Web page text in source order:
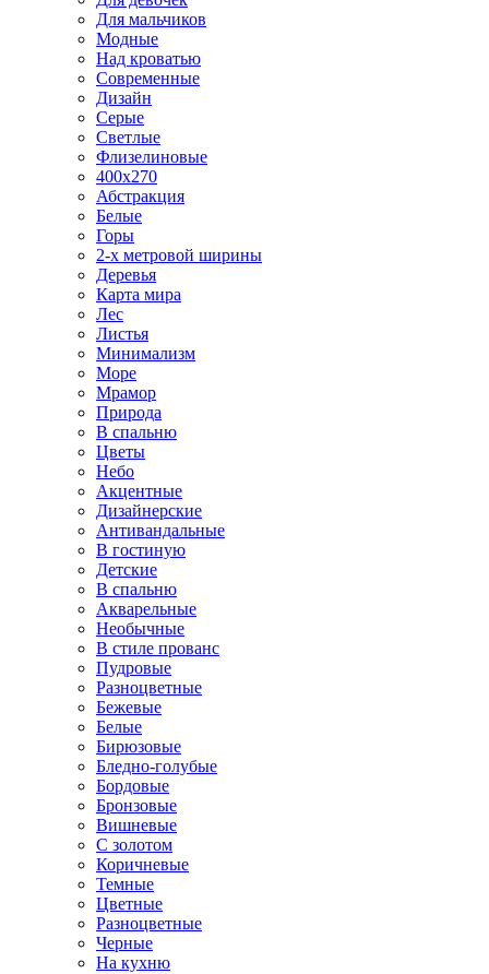
Для мальчиков
Модные
Над кроватью
Современные
Дизайн
Серые
Светлые
Флизелиновые
400х270
Абстракция
Белые
Горы
2-х метровой ширины
Деревья
Карта мира
Лес
Листья
Минимализм
Море
Мрамор
Природа
В спальню
Цветы
Небо
Акцентные
Дизайнерские
Антивандальные
В гостиную
Детские
В спальню
Акварельные
Необычные
В стиле прованс
Пудровые
Разноцветные
Бежевые
Белые
Бирюзовые
Бледно-голубые
Бордовые
Бронзовые
Вишневые
С золотом
Коричневые
Темные
Цветные
Разноцветные
Черные
На кухню